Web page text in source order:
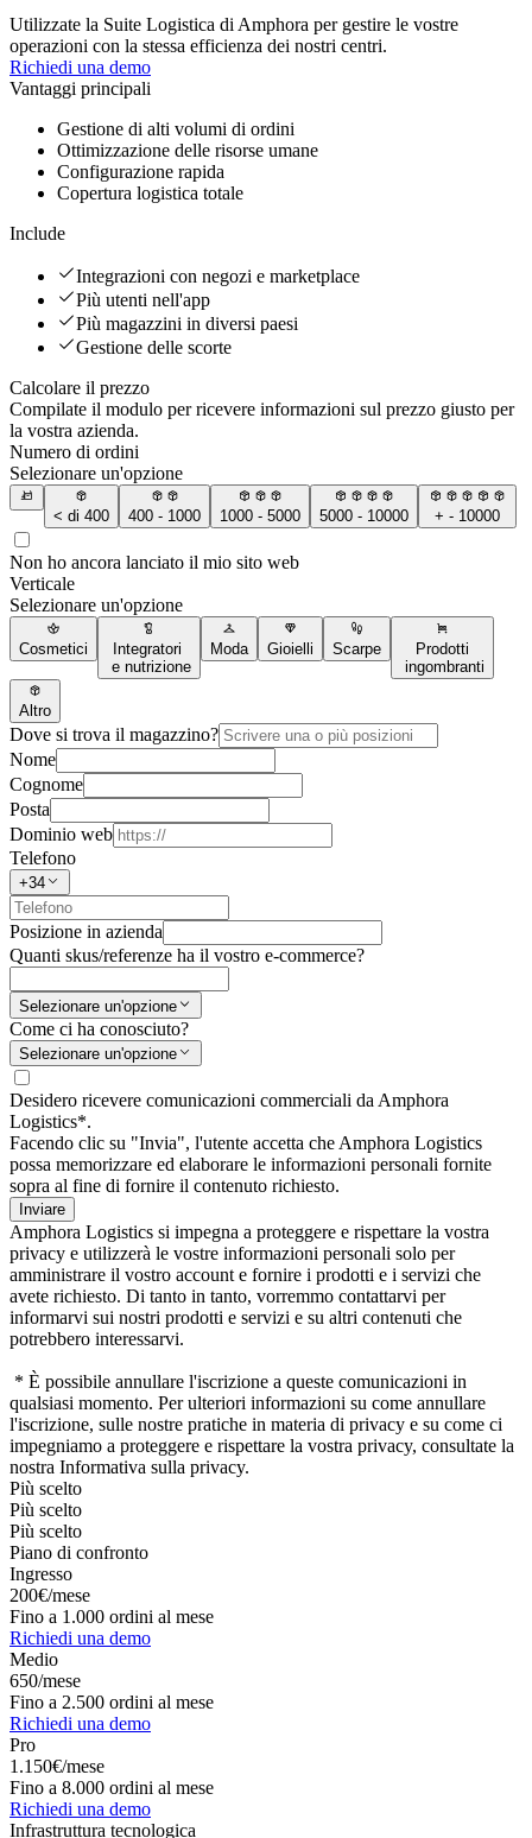
Utilizzate la Suite Logistica di Amphora per gestire le vostre
operazioni con la stessa efficienza dei nostri centri.
Richiedi una demo
Vantaggi principali
Gestione di alti volumi di ordini
Ottimizzazione delle risorse umane
Configurazione rapida
Copertura logistica totale
Include
Integrazioni con negozi e marketplace
Più utenti nell'app
Più magazzini in diversi paesi
Gestione delle scorte
Calcolare il prezzo
Compilate il modulo per ricevere informazioni sul prezzo giusto per
la vostra azienda.
Numero di ordini
Selezionare un'opzione
< di 400 400 - 1000 1000 - 5000 5000 - 10000 + - 10000
Non ho ancora lanciato il mio sito web
Verticale
Selezionare un'opzione
Cosmetici
Integratori
e nutrizione
Moda Gioielli Scarpe
Prodotti
ingombranti
Altro
Dove si trova il magazzino?
Nome
Cognome
Posta
Dominio web
Telefono
+34
Posizione in azienda
Quanti skus/referenze ha il vostro e-commerce?
Selezionare un'opzione
Come ci ha conosciuto?
Selezionare un'opzione
Desidero ricevere comunicazioni commerciali da Amphora
Logistics*.
Facendo clic su "Invia", l'utente accetta che Amphora Logistics
possa memorizzare ed elaborare le informazioni personali fornite
sopra al fine di fornire il contenuto richiesto.
Inviare
Amphora Logistics si impegna a proteggere e rispettare la vostra
privacy e utilizzerà le vostre informazioni personali solo per
amministrare il vostro account e fornire i prodotti e i servizi che
avete richiesto. Di tanto in tanto, vorremmo contattarvi per
informarvi sui nostri prodotti e servizi e su altri contenuti che
potrebbero interessarvi.
* È possibile annullare l'iscrizione a queste comunicazioni in
qualsiasi momento. Per ulteriori informazioni su come annullare
l'iscrizione, sulle nostre pratiche in materia di privacy e su come ci
impegniamo a proteggere e rispettare la vostra privacy, consultate la
nostra Informativa sulla privacy.
Più scelto
Più scelto
Più scelto
Piano di confronto
Ingresso
200€/mese
Fino a 1.000 ordini al mese
Richiedi una demo
Medio
650/mese
Fino a 2.500 ordini al mese
Richiedi una demo
Pro
1.150€/mese
Fino a 8.000 ordini al mese
Richiedi una demo
Infrastruttura tecnologica